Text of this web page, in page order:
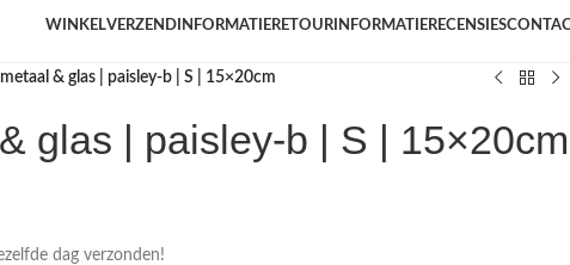
WINKELVERZENDINFORMATIERETOURINFORMATIERECENSIES
& glas | paisley-b | S | 15×20cm
glas | paisley-b | S | 15×20cm
dag verzonden!